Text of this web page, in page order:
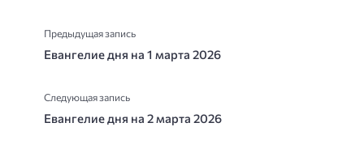
Предыдущая запись
Евангелие дня на 1 марта 2026
Следующая запись
Евангелие дня на 2 марта 2026